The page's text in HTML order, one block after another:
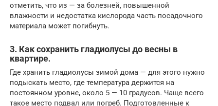
отметить, что из — за болезней, повышенной
влажности и недостатка кислорода часть посадочного
материала может погибнуть.
3. Как сохранить гладиолусы до весны в
квартире.
Где хранить гладиолусы зимой дома — для этого нужно
подыскать место, где температура держится на
постоянном уровне, около 5 — 10 градусов. Чаще всего
такое место подвал или погреб. Подготовленные к